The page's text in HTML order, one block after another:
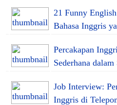
21 Funny
Bahasa Inggris
Percakapan
Sederhana
Job Interview:
Inggris di